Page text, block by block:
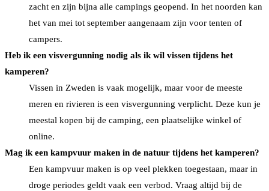
zacht en zijn bijna alle campings geopend. In het noorden kan
het van mei tot september aangenaam zijn voor tenten of
campers.
Heb ik een visvergunning nodig als ik wil vissen tijdens het
kamperen?
Vissen in Zweden is vaak mogelijk, maar voor de meeste
meren en rivieren is een visvergunning verplicht. Deze kun je
meestal kopen bij de camping, een plaatselijke winkel of
online.
Mag ik een kampvuur maken in de natuur tijdens het kamperen?
Een kampvuur maken is op veel plekken toegestaan, maar in
droge periodes geldt vaak een verbod. Vraag altijd bij de